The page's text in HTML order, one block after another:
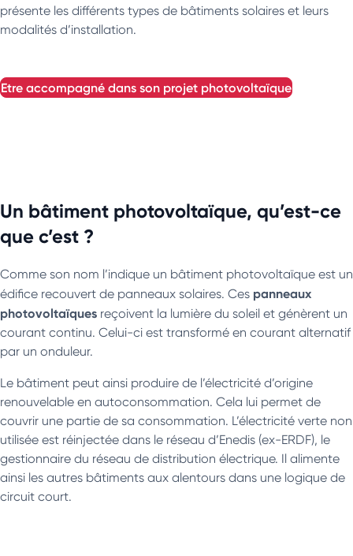
présente les différents types de bâtiments solaires et leurs
modalités d’installation.
etre accompagné dans son projet photovoltaïque
Un bâtiment photovoltaïque, qu’est-ce
que c’est ?
Comme son nom l’indique un bâtiment photovoltaïque est un
édifice recouvert de panneaux solaires. Ces panneaux
photovoltaïques reçoivent la lumière du soleil et génèrent un
courant continu. Celui-ci est transformé en courant alternatif
par un onduleur.
Le bâtiment peut ainsi produire de l’électricité d’origine
renouvelable en autoconsommation. Cela lui permet de
couvrir une partie de sa consommation. L’électricité verte non
utilisée est réinjectée dans le réseau d’Enedis (ex-ERDF), le
gestionnaire du réseau de distribution électrique. Il alimente
ainsi les autres bâtiments aux alentours dans une logique de
circuit court.